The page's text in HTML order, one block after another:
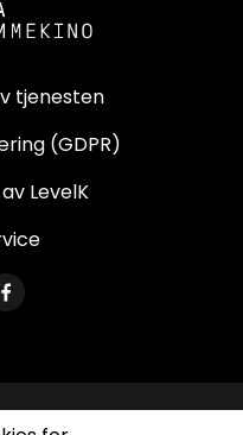
tjenesten
(GDPR)
LevelK